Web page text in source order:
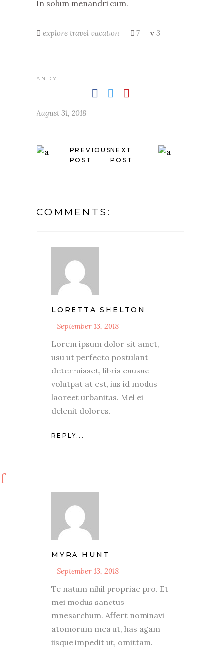
In solum menandri cum.
explore travel vacation 7 3
ANDY
August 31, 2018
PREVIOUS
POST
NEXT
POST
COMMENTS:
LORETTA SHELTON
September 13, 2018
Lorem ipsum dolor sit amet,
usu ut perfecto postulant
deterruisset, libris causae
volutpat at est, ius id modus
laoreet urbanitas. Mel ei
delenit dolores.
REPLY...
MYRA HUNT
September 13, 2018
Te natum nihil propriae pro. Et
mei modus sanctus
mnesarchum. Affert nominavi
atomorum mea ut, has agam
iisque impedit ut, omittam.